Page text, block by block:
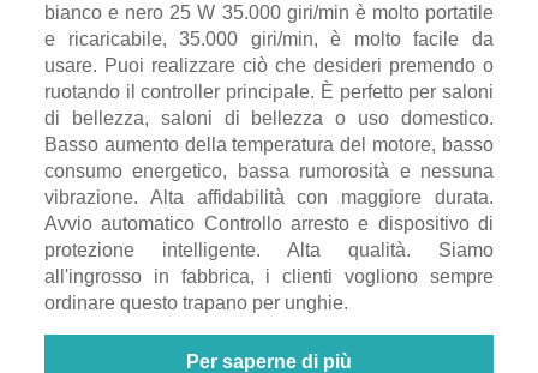
bianco e nero 25 W 35.000 giri/min è molto portatile
e ricaricabile, 35.000 giri/min, è molto facile da
usare. Puoi realizzare ciò che desideri premendo o
ruotando il controller principale. È perfetto per saloni
di bellezza, saloni di bellezza o uso domestico.
Basso aumento della temperatura del motore, basso
consumo energetico, bassa rumorosità e nessuna
vibrazione. Alta affidabilità con maggiore durata.
Avvio automatico Controllo arresto e dispositivo di
protezione intelligente. Alta qualità. Siamo
all'ingrosso in fabbrica, i clienti vogliono sempre
ordinare questo trapano per unghie.
Per saperne di più